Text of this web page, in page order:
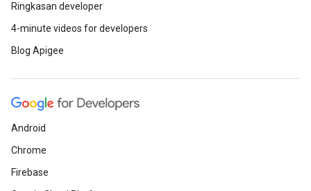
Ringkasan developer
4-minute videos for developers
Blog Apigee
Android
Chrome
Firebase